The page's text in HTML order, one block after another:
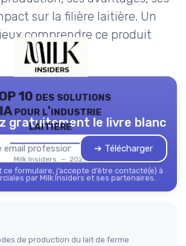
sur la filière laitière. Un
comprendre ce produit
10 des solutions
IA pour l'industrie
laitière
Milk Insiders — 2026
gratuitement le livre blanc
➔ Télécharger
ce formulaire, j’accepte d’être contacté(e) à
par Milk Insiders et ses partenaires.
de production du lait de ferme